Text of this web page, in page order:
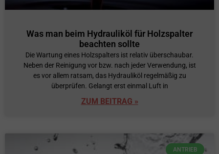
Was man beim Hydrauliköl für Holzspalter
beachten sollte
Die Wartung eines Holzspalters ist relativ überschaubar.
Neben der Reinigung vor bzw. nach jeder Verwendung, ist
es vor allem ratsam, das Hydrauliköl regelmäßig zu
überprüfen. Gelangt erst einmal Luft in
ZUM BEITRAG »
ANTRIEB